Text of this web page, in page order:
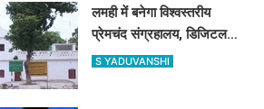
लमही में बनेगा विश्वस्तरीय
प्रेमचंद संग्रहालय, डिजिटल
तकनीक से जीवंत होंगी
S YADUVANSHI